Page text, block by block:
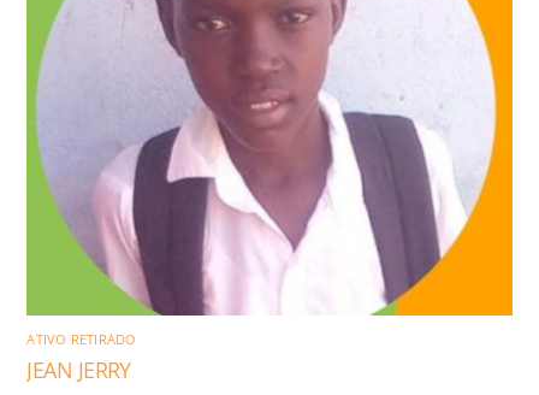
ATIVO RETIRADO
JEAN JERRY